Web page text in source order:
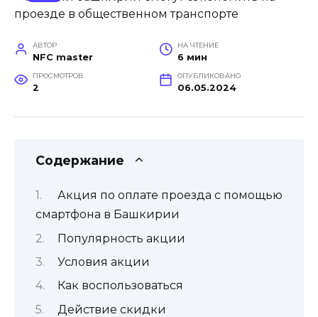
АВТОР
NFC master
НА ЧТЕНИЕ
6 мин
ПРОСМОТРОВ
2
ОПУБЛИКОВАНО
06.05.2024
Содержание
Акция по оплате проезда с помощью
смартфона в Башкирии
Популярность акции
Условия акции
Как воспользоваться
Действие скидки